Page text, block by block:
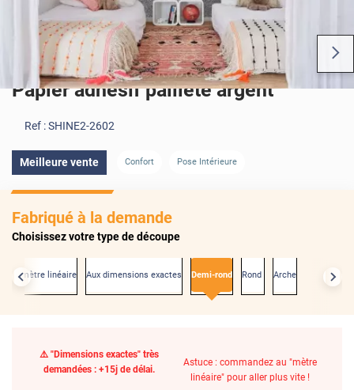
Papier adhésif pailleté argent
Ref :SHINE2-2602
Meilleure vente Confort Pose Intérieure
Fabriqué à la demande
Choisissez votre type de découpe
Au mètre linéaire Aux dimensions exactes Demi-rond Rond Arche
⚠️ "Dimensions exactes" très
demandées : +15j de délai.
Astuce : commandez au "mètre
linéaire" pour aller plus vite !